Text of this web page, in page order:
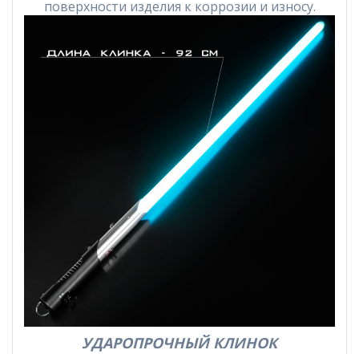
поверхности изделия к коррозии и износу.
УДАРОПРОЧНЫЙ КЛИНОК